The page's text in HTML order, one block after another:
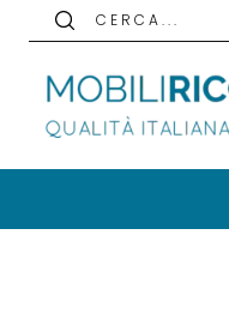
C E R C A . . .